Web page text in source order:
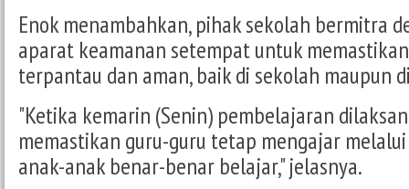
Enok menambahkan, pihak sekolah bermitra
aparat keamanan setempat untuk
terpantau dan aman, baik di sekolah maupun
"Ketika kemarin (Senin) pembelajaran
memastikan guru-guru tetap mengajar
anak-anak benar-benar belajar," jelasnya.